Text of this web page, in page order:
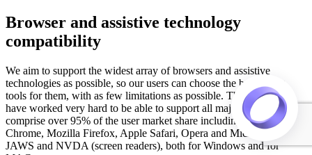
Browser and assistive technology
compatibility
We aim to support the widest array of browsers and assistive
technologies as possible, so our users can choose the best fitting
tools for them, with as few limitations as possible. Therefore, we
have worked very hard to be able to support all major systems that
comprise over 95% of the user market share including Google
Chrome, Mozilla Firefox, Apple Safari, Opera and Microsoft Edge,
JAWS and NVDA (screen readers), both for Windows and for